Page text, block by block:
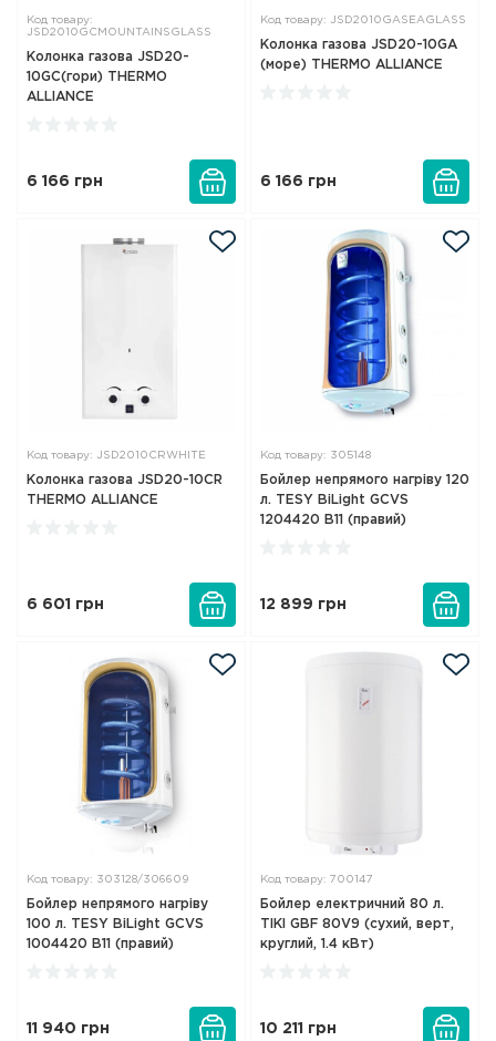
Код товару:
JSD2010GCMOUNTAINSGLASS
Колонка газова JSD20-
10GC(гори) THERMO
ALLIANCE
6 166 грн
Код товару: JSD2010GASEAGLASS
Колонка газова JSD20-10GA
(море) THERMO ALLIANCE
6 166 грн
Код товару: JSD2010CRWHITE
Колонка газова JSD20-10CR
THERMO ALLIANCE
6 601 грн
Код товару: 305148
Бойлер непрямого нагріву 120
л. TESY BiLight GCVS
1204420 B11 (правий)
12 899 грн
Код товару: 303128/306609
Бойлер непрямого нагріву
100 л. TESY BiLight GCVS
1004420 B11 (правий)
11 940 грн
Код товару: 700147
Бойлер електричний 80 л.
TIKI GBF 80V9 (сухий, верт,
круглий, 1.4 кВт)
10 211 грн